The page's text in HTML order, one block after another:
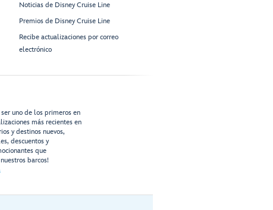
Noticias de Disney Cruise Line
Premios de Disney Cruise Line
Recibe actualizaciones por correo
electrónico
uno de los primeros en
más recientes en
y destinos nuevos,
descuentos y
que
barcos!